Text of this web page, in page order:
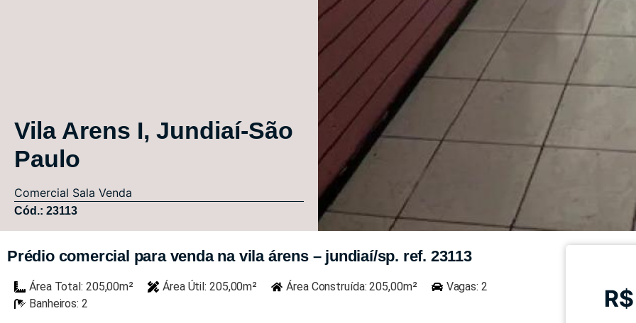
Vila Arens I, Jundiaí-São
Paulo
Comercial Sala Venda
Cód.: 23113
Prédio comercial para venda na vila árens – jundiaí/sp. ref. 23113
Área Total: 205,00m² Área Útil: 205,00m² Área Construída: 205,00m²
Vagas: 2
Banheiros: 2